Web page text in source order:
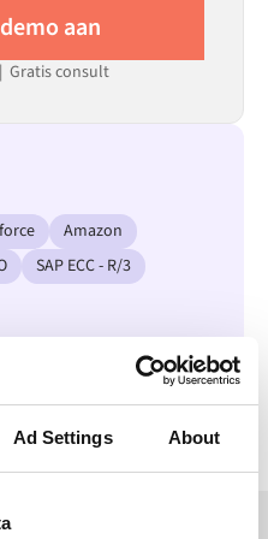
Ad Settings About
aan
Gratis consult
Amazon
SAP ECC - R/3